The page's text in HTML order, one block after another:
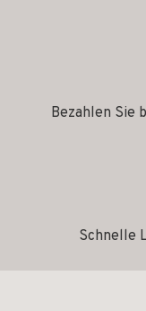
Bezahlen Sie
Schnelle